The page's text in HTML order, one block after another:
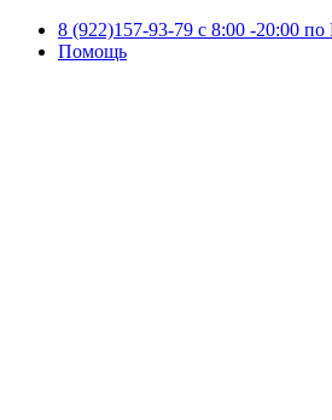
8 (922)157-93-79 c 8:00 -20:00
Помощь